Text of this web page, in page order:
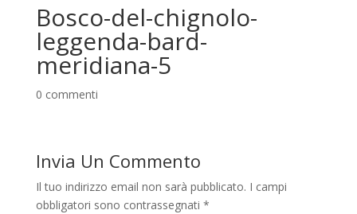
Bosco-del-chignolo-
leggenda-bard-
meridiana-5
0 commenti
Invia Un Commento
Il tuo indirizzo email non sarà pubblicato. I campi
obbligatori sono contrassegnati *